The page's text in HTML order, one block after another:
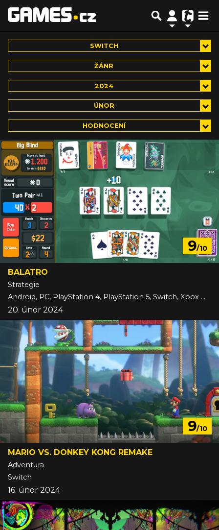
SWITCH
ŽÁNR
2024
ÚNOR
HODNOCENÍ
9/10
BALATRO
Strategie
Android, PC, PlayStation 4, PlayStation 5, Switch, Xbox One, Xbox Series, iOS
20. únor 2024
9/10
MARIO VS. DONKEY KONG REMAKE
Adventura
Switch
16. únor 2024